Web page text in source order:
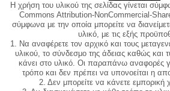
Η χρήση του υλικού της σελίδας γίνεται
Commons Attribution-NonCommercial-
σύμφωνα με την οποία μπορείτε να
υλικό, με τις εξής
1. Να αναφέρετε τον αρχικό και τους
υλικού, το σύνδεσμο της άδειας καθώς και
κάνει στο υλικό. Οι παραπάνω αναφορές
τρόπο και δεν πρέπει να υπονοείται η
2. Δεν μπορείτε να κάνετε εμπορική